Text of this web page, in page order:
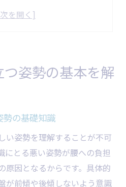
したい腰痛予防のコツ
スクを減らすコツ
のストレッチ習慣
憩と姿勢リセットが効果的
の日常的な運動の工夫
ズムの作り方を紹介
らす正しい日々の歩き方
姿勢の基本を解
勢の基礎知識
い姿勢を理解することが不可
にとる悪い姿勢が腰への負担
原因となるからです。具体的
が前傾や後傾しないよう意識